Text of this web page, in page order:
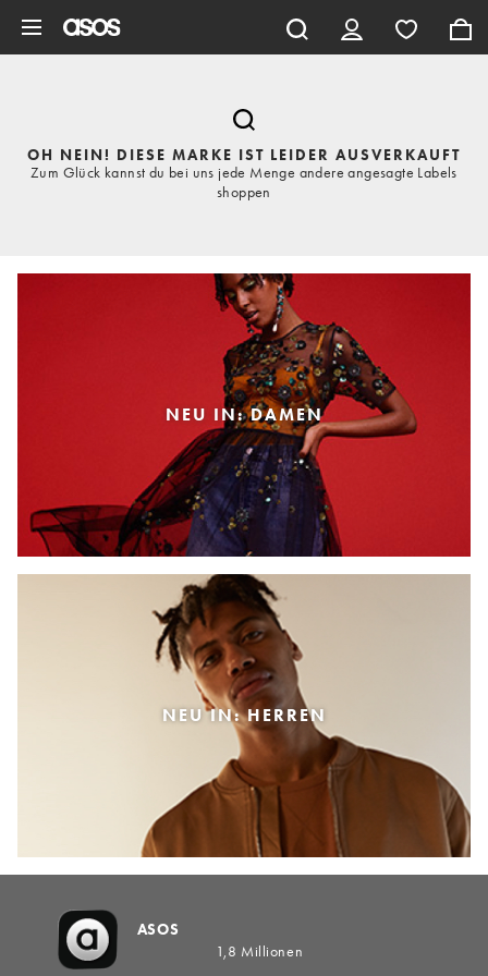
OH NEIN! DIESE MARKE IST LEIDER AUSVERKAUFT
Zum Glück kannst du bei uns jede Menge andere angesagte Labels
shoppen
NEU IN: DAMEN
NEU IN: HERREN
ASOS
1,8 Millionen